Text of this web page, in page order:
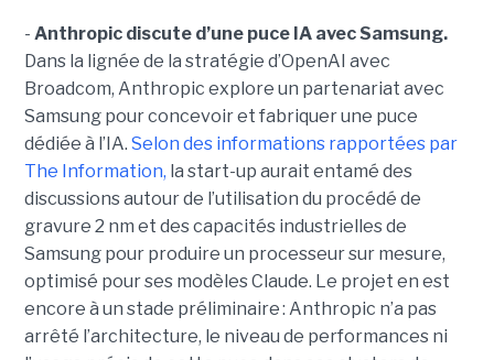
- Anthropic discute d’une puce IA avec Samsung.
Dans la lignée de la stratégie d’OpenAI avec
Broadcom, Anthropic explore un partenariat avec
Samsung pour concevoir et fabriquer une puce
dédiée à l’IA. Selon des informations rapportées par
The Information, la start-up aurait entamé des
discussions autour de l’utilisation du procédé de
gravure 2 nm et des capacités industrielles de
Samsung pour produire un processeur sur mesure,
optimisé pour ses modèles Claude. Le projet en est
encore à un stade préliminaire : Anthropic n’a pas
arrêté l’architecture, le niveau de performances ni